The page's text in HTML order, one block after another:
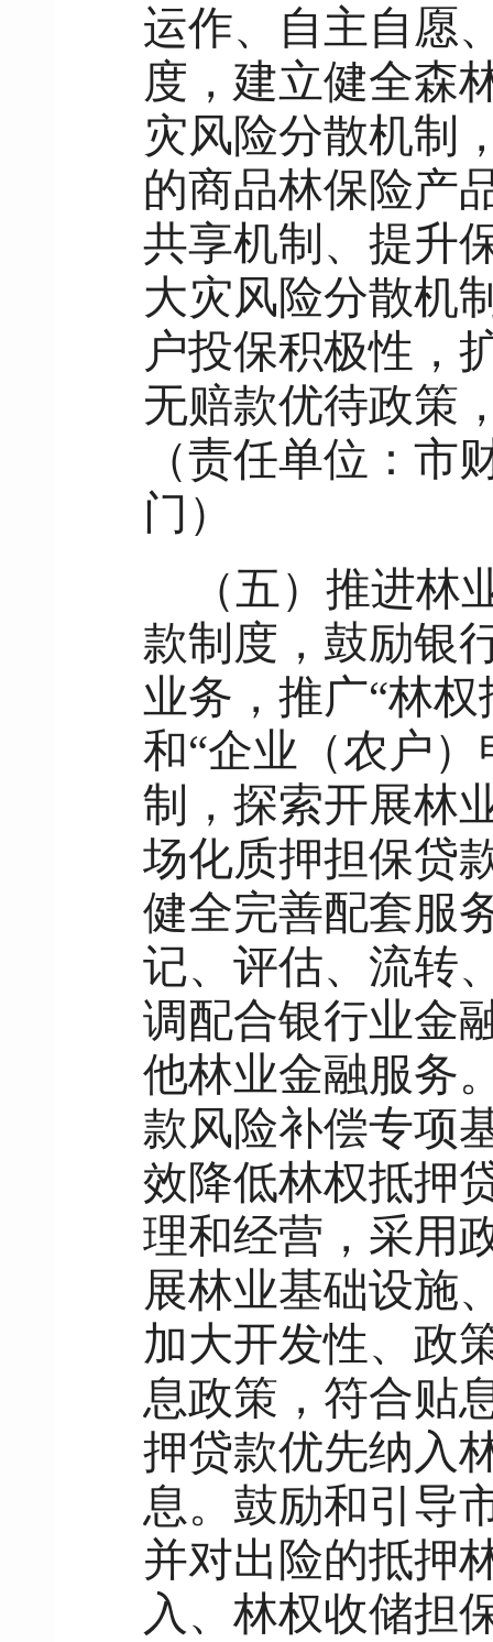
运作、自主自愿
度，建立健全森
灾风险分散机制
的商品林保险产
共享机制、提升
大灾风险分散机
户投保积极性，
无赔款优待政策
（责任单位：市
门）
（五）推进
款制度，鼓励银
业务，推广“林
和“企业（农户
制，探索开展林
场化质押担保贷
健全完善配套服
记、评估、流转
调配合银行业金
他林业金融服务
款风险补偿专项
效降低林权抵押
理和经营，采用
展林业基础设施
加大开发性、政
息政策，符合贴
押贷款优先纳入
息。鼓励和引导
并对出险的抵押
入、林权收储担